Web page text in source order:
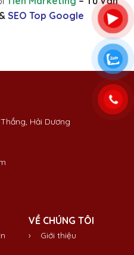
SEO Top Google
Hải Dương
VỀ CHÚNG TÔI
› Giới thiệu